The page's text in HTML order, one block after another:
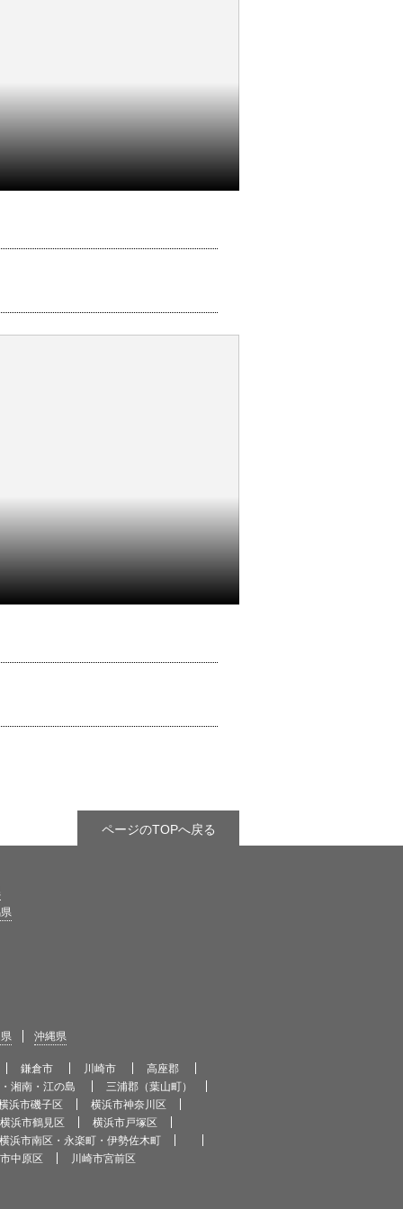
沖縄県
鎌倉市 川崎市
高座郡
湘南・江の島
三浦郡（葉山町）
浜市磯子区
横浜市神奈川区
横浜市鶴見区
横浜市戸塚区
横浜市南区・永楽町・伊勢佐木町
中原区 川崎市宮前区
ページのTOPへ戻る